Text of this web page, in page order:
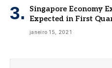
Singapore Economy
Expected in First
janeiro 15, 2021